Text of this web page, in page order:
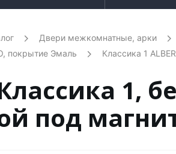
Двери межкомнатные, арки
покрытие Эмаль
Классика 1
1,
под